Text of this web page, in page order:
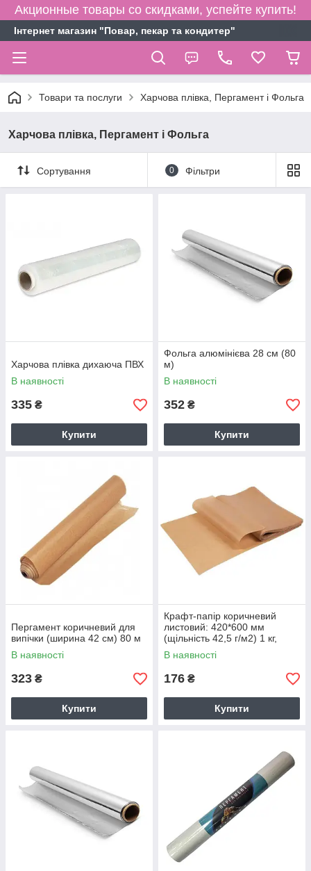
Акционные товары со скидками, успейте купить!
Інтернет магазин "Повар, пекар та кондитер"
Товари та послуги Харчова плівка, Пергамент і Фольга
Харчова плівка, Пергамент і Фольга
Сортування 0 Фільтри
Харчова плівка дихаюча ПВХ
В наявності
335 ₴
Купити
Фольга алюмінієва 28 см (80
м)
В наявності
352 ₴
Купити
Пергамент коричневий для
випічки (ширина 42 см) 80 м
В наявності
323 ₴
Купити
Крафт-папір коричневий
листовий: 420*600 мм
(щільність 42,5 г/м2) 1 кг,
ВОЛОГОСТІЙКИЙ
В наявності
176 ₴
Купити